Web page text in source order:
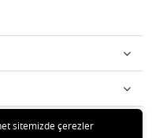
sitemizde çerezler